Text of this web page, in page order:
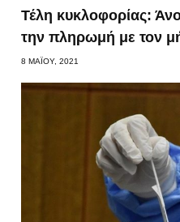
Τέλη κυκλοφορίας:
την πληρωμή με τον
8 ΜΑΪ́ΟΥ, 2021